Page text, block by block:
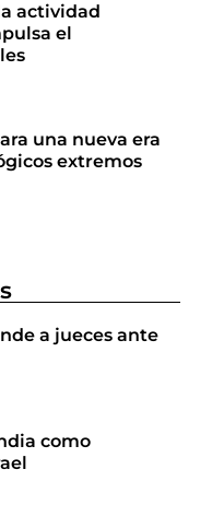
actividad
el
una nueva era
extremos
a jueces ante
como